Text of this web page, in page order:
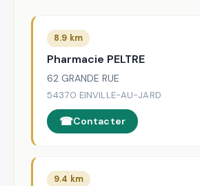
8.9 km
Pharmacie PELTRE
62 GRANDE RUE
54370 EINVILLE-AU-JARD
Contacter
9.4 km